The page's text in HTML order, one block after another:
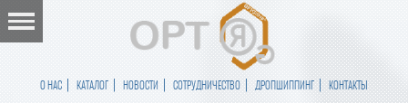
О НАС КАТАЛОГ НОВОСТИ СОТРУДНИЧЕСТВО ДРОПШИППИНГ КОНТАКТЫ